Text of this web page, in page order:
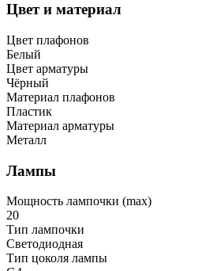
Цвет и материал
Цвет плафонов
Белый
Цвет арматуры
Чёрный
Материал плафонов
Пластик
Материал арматуры
Металл
Лампы
Мощность лампочки (max)
20
Тип лампочки
Светодиодная
Тип цоколя лампы